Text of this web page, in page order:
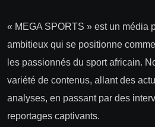
« MEGA SPORTS » est un média
ambitieux qui se positionne
les passionnés du sport africain.
variété de contenus, allant des
analyses, en passant par des
reportages captivants.